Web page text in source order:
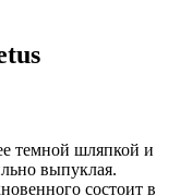
темной шляпкой и
выпуклая.
состоит в